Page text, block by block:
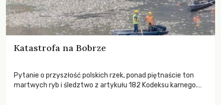
Katastrofa na Bobrze
Pytanie o przyszłość polskich rzek, ponad piętnaście ton
martwych ryb i śledztwo z artykułu 182 Kodeksu karnego.